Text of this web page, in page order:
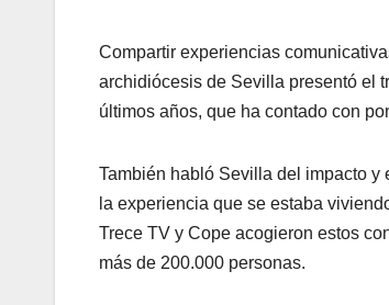
Compartir experiencias
archidiócesis de Sevilla presentó el
últimos años, que ha contado con
También habló Sevilla del impacto y
la experiencia que se estaba
Trece TV y Cope acogieron estos
más de 200.000 personas.